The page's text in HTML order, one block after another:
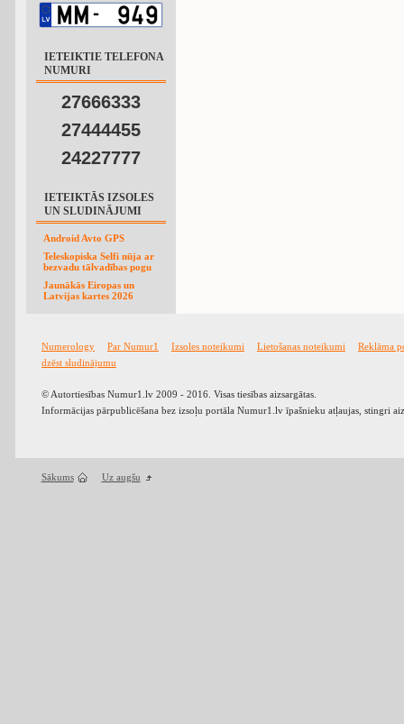
IETEIKTIE TELEFONA
NUMURI
27666333
27444455
24227777
IETEIKTĀS IZSOLES
UN SLUDINĀJUMI
Android Avto GPS
Teleskopiska Selfi nūja ar
bezvadu tālvadības pogu
Jaunākās Eiropas un
Latvijas kartes 2026
Numerology Par Numur1 Izsoles noteikumi Lietošanas noteikumi
Reklāma
dzēst sludinājumu
© Autortiesības Numur1.lv 2009 - 2016. Visas tiesības aizsargātas.
Informācijas pārpublicēšana bez izsoļu portāla Numur1.lv īpašnieku atļaujas, stingri
Sākums Uz augšu